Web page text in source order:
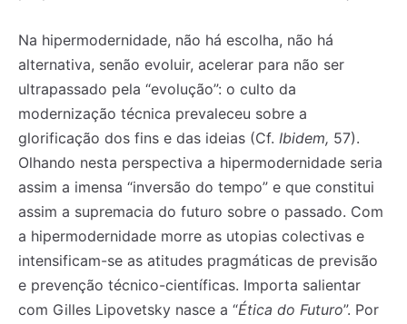
Na hipermodernidade, não há escolha, não há
alternativa, senão evoluir, acelerar para não ser
ultrapassado pela “evolução”: o culto da
modernização técnica prevaleceu sobre a
glorificação dos fins e das ideias (Cf. Ibidem, 57).
Olhando nesta perspectiva a hipermodernidade seria
assim a imensa “inversão do tempo” e que constitui
assim a supremacia do futuro sobre o passado. Com
a hipermodernidade morre as utopias colectivas e
intensificam-se as atitudes pragmáticas de previsão
e prevenção técnico-científicas. Importa salientar
com Gilles Lipovetsky nasce a “Ética do Futuro”. Por